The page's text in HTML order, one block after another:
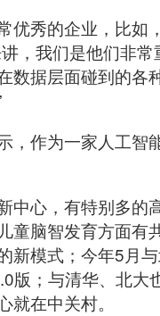
优秀的企业，比
，我们是他们非
数据层面碰到的
，作为一家人工智
中心，有特别多
童脑智发育方面有
新模式；今年5月
版；与清华、北
在中关村。